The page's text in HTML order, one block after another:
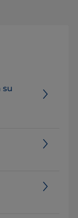
su